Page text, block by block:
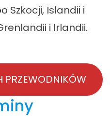
Szkocji, Islandii i
i Irlandii.
PRZEWODNIKÓW